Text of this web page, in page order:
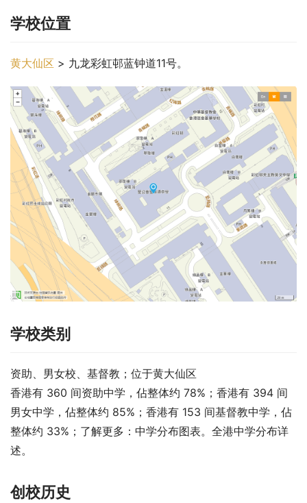
学校位置
黄大仙区 > 九龙彩虹邨蓝钟道11号。
学校类别
资助、男女校、基督教；位于黄大仙区
香港有 360 间资助中学，佔整体约 78%；香港有 394 间
男女中学，佔整体约 85%；香港有 153 间基督教中学，佔
整体约 33%；了解更多：中学分布图表。全港中学分布详
述。
创校历史